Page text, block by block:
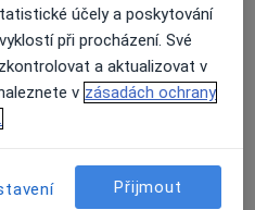
Deprese
osobnosti +7
účely a poskytování
při procházení. Své
a aktualizovat v
v zásadách ochrany
Přijmout